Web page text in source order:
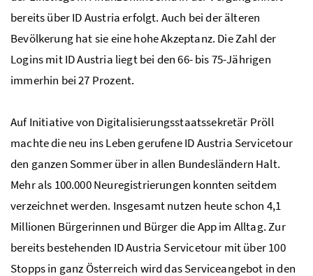
bereits über ID Austria erfolgt. Auch bei der älteren
Bevölkerung hat sie eine hohe Akzeptanz. Die Zahl der
Logins mit ID Austria liegt bei den 66- bis 75-Jährigen
immerhin bei 27 Prozent.
Auf Initiative von Digitalisierungsstaatssekretär Pröll
machte die neu ins Leben gerufene ID Austria Servicetour
den ganzen Sommer über in allen Bundesländern Halt.
Mehr als 100.000 Neuregistrierungen konnten seitdem
verzeichnet werden. Insgesamt nutzen heute schon 4,1
Millionen Bürgerinnen und Bürger die App im Alltag. Zur
bereits bestehenden ID Austria Servicetour mit über 100
Stopps in ganz Österreich wird das Serviceangebot in den